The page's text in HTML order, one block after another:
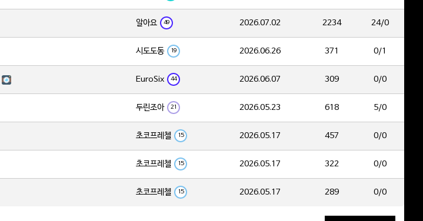
알아요 49 2026.07.02 2234 24/0
시도도동 19 2026.06.26 371 0/1
EuroSix 44 2026.06.07 309 0/0
두린조아 21 2026.05.23 618 5/0
초코프레첼 15 2026.05.17 457 0/0
초코프레첼 15 2026.05.17 322 0/0
초코프레첼 15 2026.05.17 289 0/0